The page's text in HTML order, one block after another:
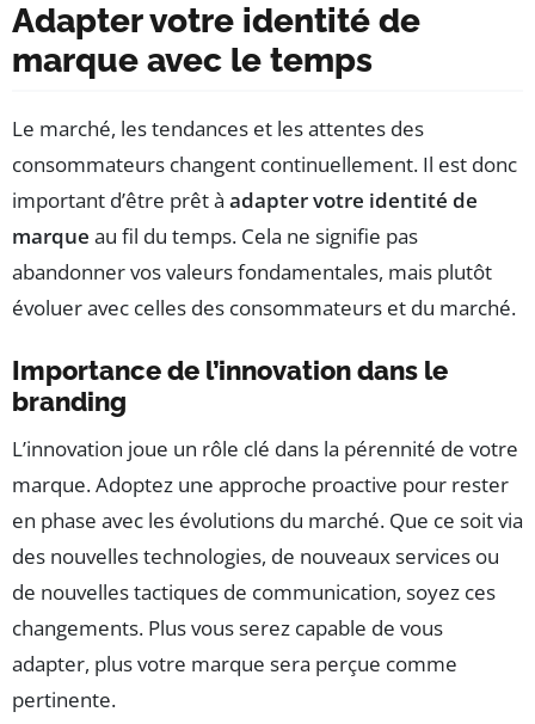
Adapter votre identité de
marque avec le temps
Le marché, les tendances et les attentes des
consommateurs changent continuellement. Il est donc
important d’être prêt à adapter votre identité de
marque au fil du temps. Cela ne signifie pas
abandonner vos valeurs fondamentales, mais plutôt
évoluer avec celles des consommateurs et du marché.
Importance de l’innovation dans le
branding
L’innovation joue un rôle clé dans la pérennité de votre
marque. Adoptez une approche proactive pour rester
en phase avec les évolutions du marché. Que ce soit via
des nouvelles technologies, de nouveaux services ou
de nouvelles tactiques de communication, soyez ces
changements. Plus vous serez capable de vous
adapter, plus votre marque sera perçue comme
pertinente.